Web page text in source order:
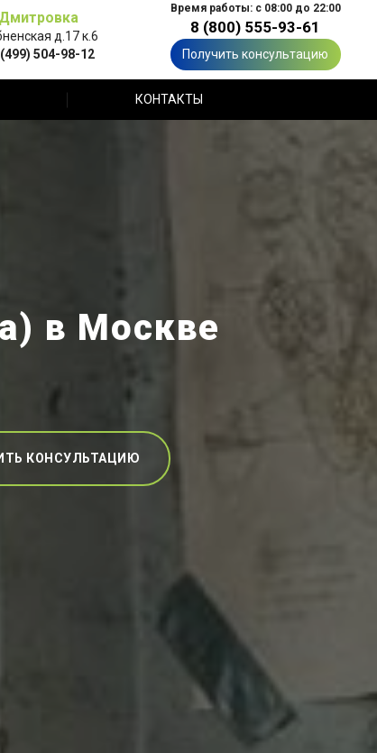
Дмитровка
д.17 к.6
504-98-12
Время работы: с 08:00 до 22:00
8 (800) 555-93-61
Получить консультацию
КОНТАКТЫ
в Москве
КОНСУЛЬТАЦИЮ